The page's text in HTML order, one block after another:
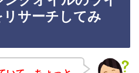
サーチしてみ